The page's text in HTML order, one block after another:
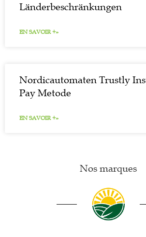
Länderbeschränkungen
EN SAVOIR +»
Nordicautomaten Trustly
Pay Metode
EN SAVOIR +»
Nos marques